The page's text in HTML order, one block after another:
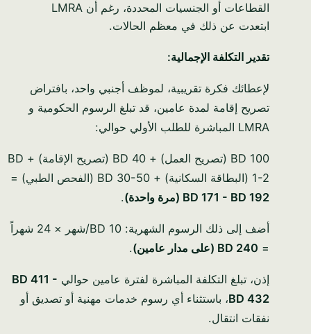
القطاعات أو الجنسيات المحددة، رغم أن LMRA
ابتعدت عن ذلك في معظم الحالات.
تقدير التكلفة الإجمالية:
لإعطائك فكرة تقريبية، لموظف أجنبي واحد، بافتراض
تصريح إقامة لمدة عامين، قد تبلغ الرسوم الحكومية و
LMRA المباشرة للطلب الأولي حوالي:
BD 100 (تصريح العمل) + BD 40 (تصريح الإقامة) + BD
1-2 (البطاقة السكانية) + BD 30-50 (الفحص الطبي) =
BD 171 - BD 192 (مرة واحدة)
.
أضف إلى ذلك الرسوم الشهرية: BD 10/شهر × 24 شهراً
= BD 240 (على مدار عامين) .
إذن، تبلغ التكلفة المباشرة لفترة عامين حوالي BD 411 -
BD 432، باستثناء أي رسوم خدمات مهنية أو تصديق أو
نفقات انتقال.